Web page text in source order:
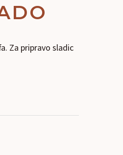
Za pripravo sladic